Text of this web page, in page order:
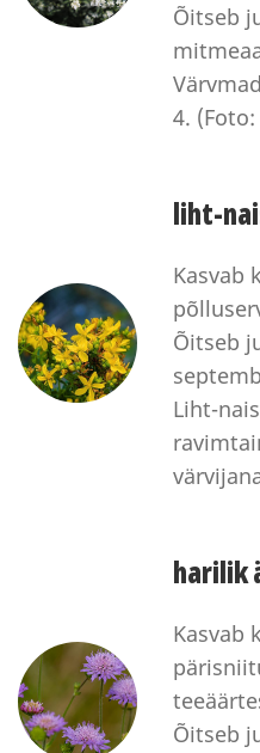
Õitseb
4.
liht-
Kasvab
Õitseb
Liht-
harilik
Kasvab
Õitseb